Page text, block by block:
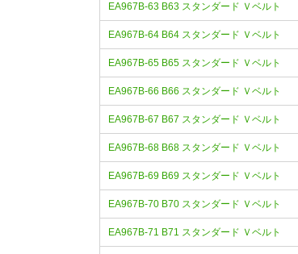
EA967B-63 B63 スタンダード Ｖベルト
EA967B-64 B64 スタンダード Ｖベルト
EA967B-65 B65 スタンダード Ｖベルト
EA967B-66 B66 スタンダード Ｖベルト
EA967B-67 B67 スタンダード Ｖベルト
EA967B-68 B68 スタンダード Ｖベルト
EA967B-69 B69 スタンダード Ｖベルト
EA967B-70 B70 スタンダード Ｖベルト
EA967B-71 B71 スタンダード Ｖベルト